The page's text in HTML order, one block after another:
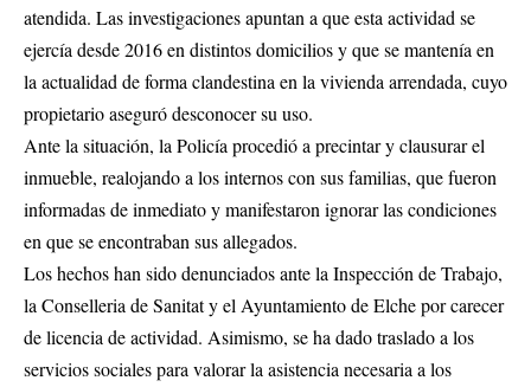
atendida. Las investigaciones apuntan a que esta actividad se
ejercía desde 2016 en distintos domicilios y que se mantenía en
la actualidad de forma clandestina en la vivienda arrendada, cuyo
propietario aseguró desconocer su uso.
Ante la situación, la Policía procedió a precintar y clausurar el
inmueble, realojando a los internos con sus familias, que fueron
informadas de inmediato y manifestaron ignorar las condiciones
en que se encontraban sus allegados.
Los hechos han sido denunciados ante la Inspección de Trabajo,
la Conselleria de Sanitat y el Ayuntamiento de Elche por carecer
de licencia de actividad. Asimismo, se ha dado traslado a los
servicios sociales para valorar la asistencia necesaria a los